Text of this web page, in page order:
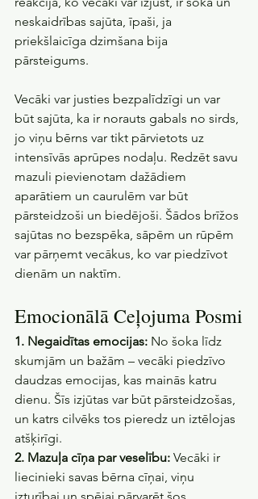
neskaidrības sajūta, īpaši, ja
priekšlaicīga dzimšana bija
pārsteigums.
Vecāki var justies bezpalīdzīgi un var
būt sajūta, ka ir norauts gabals no sirds,
jo viņu bērns var tikt pārvietots uz
intensīvās aprūpes nodaļu. Redzēt savu
mazuli pievienotam dažādiem
aparātiem un caurulēm var būt
pārsteidzoši un biedējoši. Šādos brīžos
sajūtas no bezspēka, sāpēm un rūpēm
var pārņemt vecākus, ko var piedzīvot
dienām un naktīm.
Emocionālā Ceļojuma Posmi
1. Negaidītas emocijas: No šoka līdz
skumjām un bažām – vecāki piedzīvo
daudzas emocijas, kas mainās katru
dienu. Šīs izjūtas var būt pārsteidzošas,
un katrs cilvēks tos pieredz un iztēlojas
atšķirīgi.
2. Mazuļa cīņa par veselību: Vecāki ir
liecinieki savas bērna cīņai, viņu